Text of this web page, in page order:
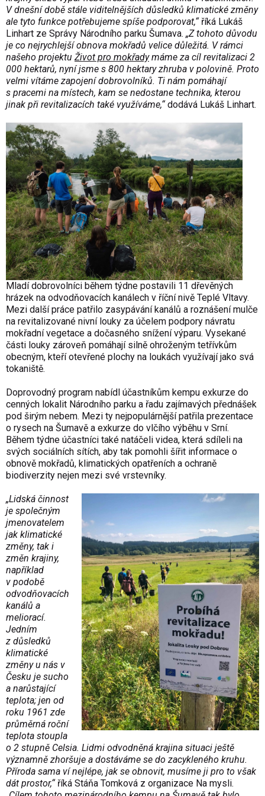
V dnešní době stále viditelnějších důsledků klimatické změny
ale tyto funkce potřebujeme spíše podporovat,“ říká Lukáš
Linhart ze Správy Národního parku Šumava. „Z tohoto důvodu
je co nejrychlejší obnova mokřadů velice důležitá. V rámci
našeho projektu Život pro mokřadymáme za cíl revitalizaci 2
000 hektarů, nyní jsme s 800 hektary zhruba v polovině. Proto
velmi vítáme zapojení dobrovolníků. Ti nám pomáhají
s pracemi na místech, kam se nedostane technika, kterou
jinak při revitalizacích také využíváme,“ dodává Lukáš Linhart.
Mladí dobrovolníci během týdne postavili 11 dřevěných
hrázek na odvodňovacích kanálech v říční nivě Teplé Vltavy.
Mezi další práce patřilo zasypávání kanálů a roznášení mulče
na revitalizované nivní louky za účelem podpory návratu
mokřadní vegetace a dočasného snížení výparu. Vysekané
části louky zároveň pomáhají silně ohroženým tetřívkům
obecným, kteří otevřené plochy na loukách využívají jako svá
tokaniště.
Doprovodný program nabídl účastníkům kempu exkurze do
cenných lokalit Národního parku a řadu zajímavých přednášek
pod širým nebem. Mezi ty nejpopulárnější patřila prezentace
o rysech na Šumavě a exkurze do vlčího výběhu v Srní.
Během týdne účastníci také natáčeli videa, která sdíleli na
svých sociálních sítích, aby tak pomohli šířit informace o
obnově mokřadů, klimatických opatřeních a ochraně
biodiverzity nejen mezi své vrstevníky.
„Lidská činnost
je společným
jmenovatelem
jak klimatické
změny, tak i
změn krajiny,
například
v podobě
odvodňovacích
kanálů a
meliorací.
Jedním
z důsledků
klimatické
změny u nás v
Česku je sucho
a narůstající
teplota; jen od
roku 1961 zde
průměrná roční
teplota stoupla
o 2 stupně Celsia. Lidmi odvodněná krajina situaci ještě
významně zhoršuje a dostáváme se do zacykleného kruhu.
Příroda sama ví nejlépe, jak se obnovit, musíme ji pro to však
dát prostor,“říká Stáňa Tomková z organizace Na mysli.